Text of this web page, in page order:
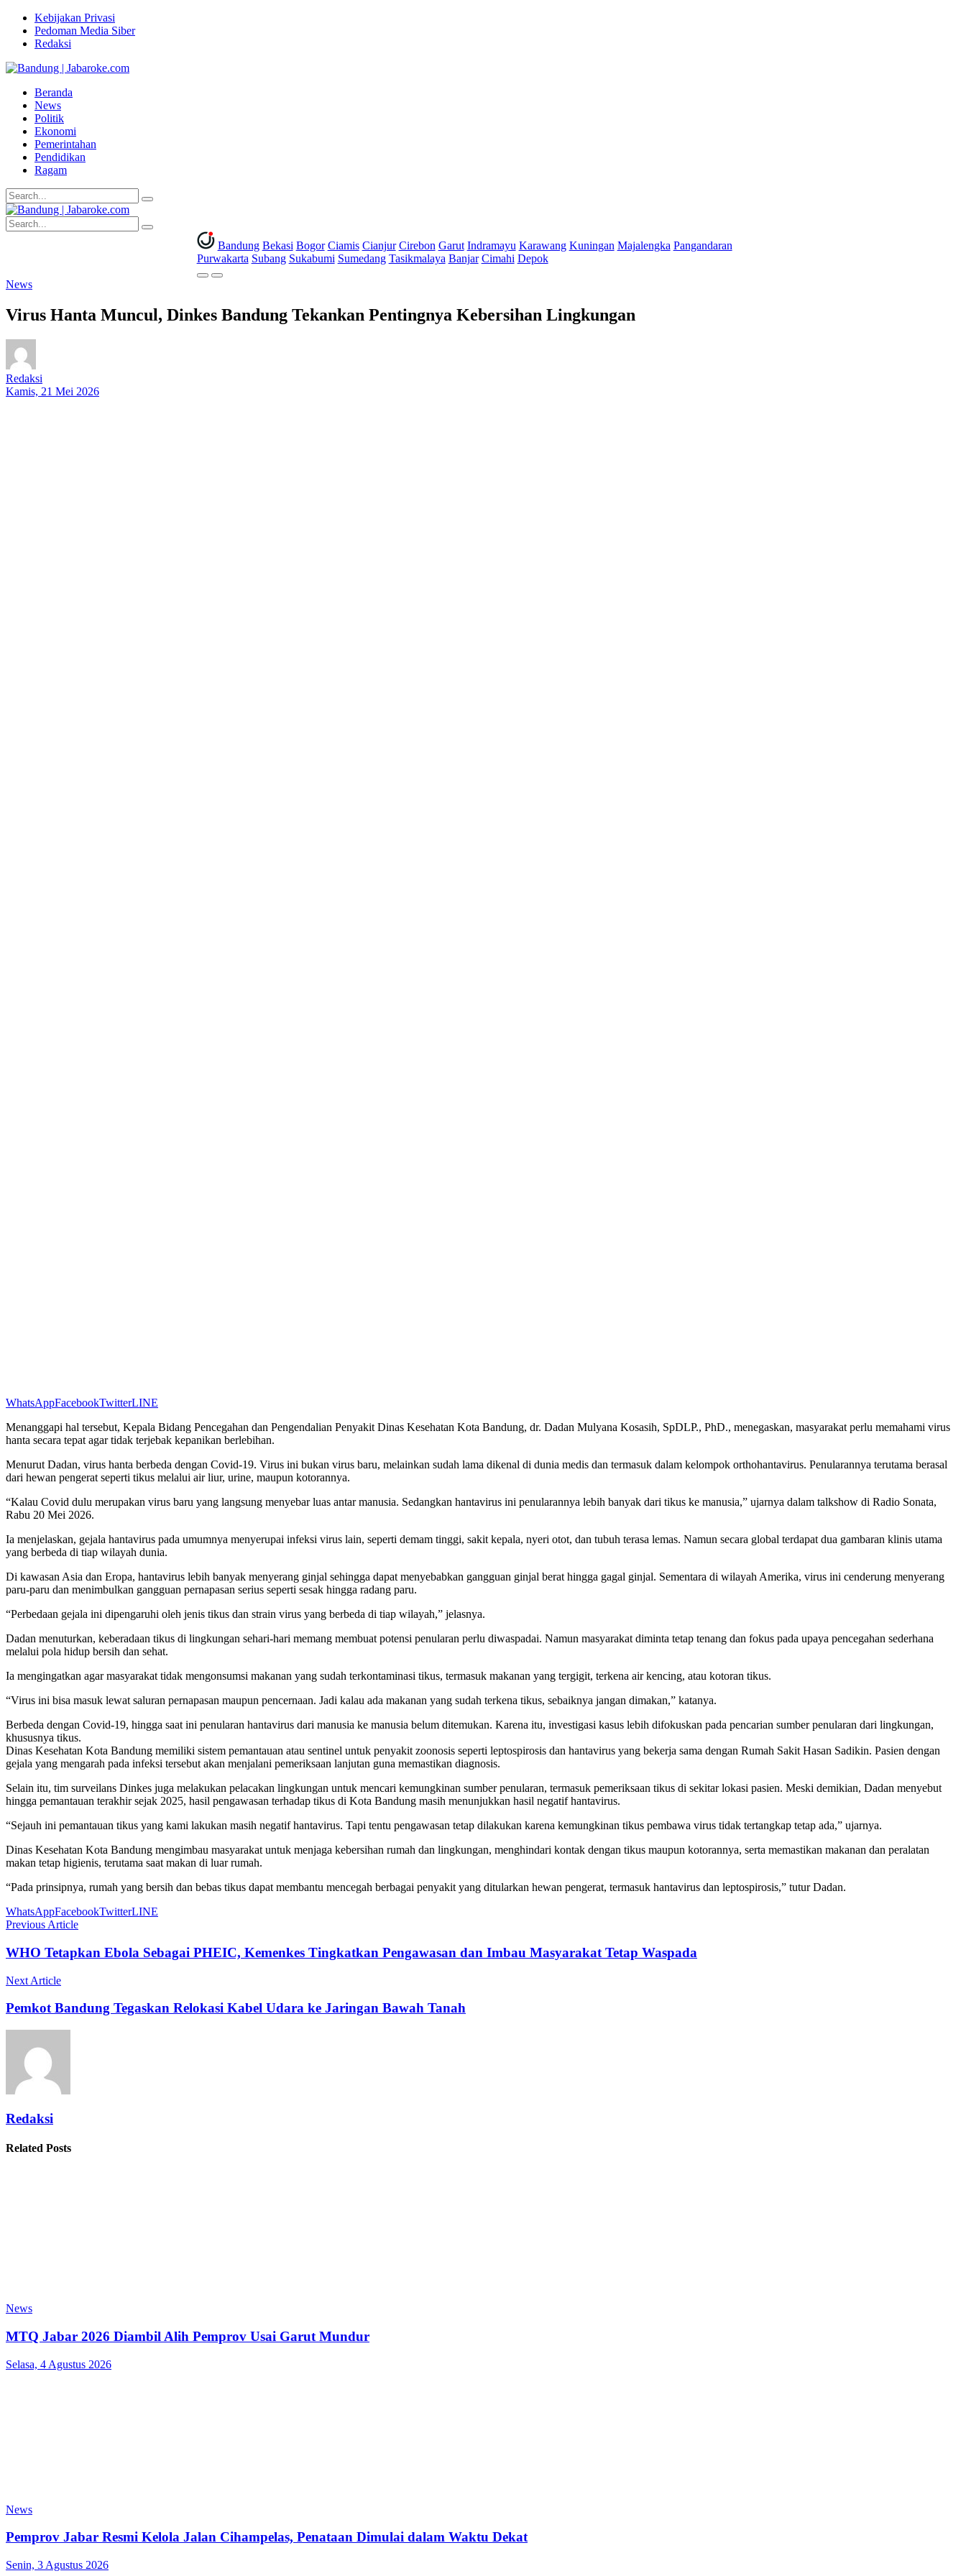
Kebijakan Privasi
Pedoman Media Siber
Redaksi
Beranda
News
Politik
Ekonomi
Pemerintahan
Pendidikan
Ragam
Bandung Bekasi Bogor Ciamis Cianjur Cirebon Garut Indramayu Karawang Kuningan Majalengka Pangandaran
Purwakarta Subang Sukabumi Sumedang Tasikmalaya Banjar Cimahi Depok
News
Virus Hanta Muncul, Dinkes Bandung Tekankan Pentingnya Kebersihan Lingkungan
Redaksi
Kamis, 21 Mei 2026
WhatsAppFacebookTwitterLINE
Menanggapi hal tersebut, Kepala Bidang Pencegahan dan Pengendalian Penyakit Dinas Kesehatan Kota Bandung, dr. Dadan Mulyana Kosasih, SpDLP., PhD., menegaskan, masyarakat perlu memahami virus
hanta secara tepat agar tidak terjebak kepanikan berlebihan.
Menurut Dadan, virus hanta berbeda dengan Covid-19. Virus ini bukan virus baru, melainkan sudah lama dikenal di dunia medis dan termasuk dalam kelompok orthohantavirus. Penularannya terutama berasal
dari hewan pengerat seperti tikus melalui air liur, urine, maupun kotorannya.
“Kalau Covid dulu merupakan virus baru yang langsung menyebar luas antar manusia. Sedangkan hantavirus ini penularannya lebih banyak dari tikus ke manusia,” ujarnya dalam talkshow di Radio Sonata,
Rabu 20 Mei 2026.
Ia menjelaskan, gejala hantavirus pada umumnya menyerupai infeksi virus lain, seperti demam tinggi, sakit kepala, nyeri otot, dan tubuh terasa lemas. Namun secara global terdapat dua gambaran klinis utama
yang berbeda di tiap wilayah dunia.
Di kawasan Asia dan Eropa, hantavirus lebih banyak menyerang ginjal sehingga dapat menyebabkan gangguan ginjal berat hingga gagal ginjal. Sementara di wilayah Amerika, virus ini cenderung menyerang
paru-paru dan menimbulkan gangguan pernapasan serius seperti sesak hingga radang paru.
“Perbedaan gejala ini dipengaruhi oleh jenis tikus dan strain virus yang berbeda di tiap wilayah,” jelasnya.
Dadan menuturkan, keberadaan tikus di lingkungan sehari-hari memang membuat potensi penularan perlu diwaspadai. Namun masyarakat diminta tetap tenang dan fokus pada upaya pencegahan sederhana
melalui pola hidup bersih dan sehat.
Ia mengingatkan agar masyarakat tidak mengonsumsi makanan yang sudah terkontaminasi tikus, termasuk makanan yang tergigit, terkena air kencing, atau kotoran tikus.
“Virus ini bisa masuk lewat saluran pernapasan maupun pencernaan. Jadi kalau ada makanan yang sudah terkena tikus, sebaiknya jangan dimakan,” katanya.
Berbeda dengan Covid-19, hingga saat ini penularan hantavirus dari manusia ke manusia belum ditemukan. Karena itu, investigasi kasus lebih difokuskan pada pencarian sumber penularan dari lingkungan,
khususnya tikus.
Dinas Kesehatan Kota Bandung memiliki sistem pemantauan atau sentinel untuk penyakit zoonosis seperti leptospirosis dan hantavirus yang bekerja sama dengan Rumah Sakit Hasan Sadikin. Pasien dengan
gejala yang mengarah pada infeksi tersebut akan menjalani pemeriksaan lanjutan guna memastikan diagnosis.
Selain itu, tim surveilans Dinkes juga melakukan pelacakan lingkungan untuk mencari kemungkinan sumber penularan, termasuk pemeriksaan tikus di sekitar lokasi pasien. Meski demikian, Dadan menyebut
hingga pemantauan terakhir sejak 2025, hasil pengawasan terhadap tikus di Kota Bandung masih menunjukkan hasil negatif hantavirus.
“Sejauh ini pemantauan tikus yang kami lakukan masih negatif hantavirus. Tapi tentu pengawasan tetap dilakukan karena kemungkinan tikus pembawa virus tidak tertangkap tetap ada,” ujarnya.
Dinas Kesehatan Kota Bandung mengimbau masyarakat untuk menjaga kebersihan rumah dan lingkungan, menghindari kontak dengan tikus maupun kotorannya, serta memastikan makanan dan peralatan
makan tetap higienis, terutama saat makan di luar rumah.
“Pada prinsipnya, rumah yang bersih dan bebas tikus dapat membantu mencegah berbagai penyakit yang ditularkan hewan pengerat, termasuk hantavirus dan leptospirosis,” tutur Dadan.
WhatsAppFacebookTwitterLINE
Previous Article
WHO Tetapkan Ebola Sebagai PHEIC, Kemenkes Tingkatkan Pengawasan dan Imbau Masyarakat Tetap Waspada
Next Article
Pemkot Bandung Tegaskan Relokasi Kabel Udara ke Jaringan Bawah Tanah
Redaksi
Related Posts
News
MTQ Jabar 2026 Diambil Alih Pemprov Usai Garut Mundur
Selasa, 4 Agustus 2026
News
Pemprov Jabar Resmi Kelola Jalan Cihampelas, Penataan Dimulai dalam Waktu Dekat
Senin, 3 Agustus 2026